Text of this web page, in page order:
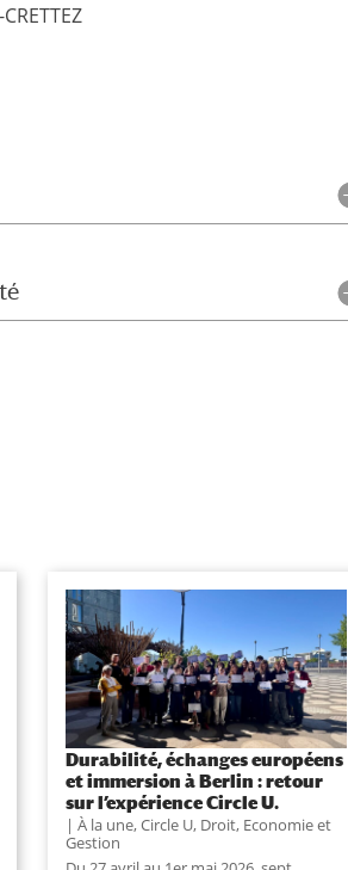
Durabilité, échanges européens
et immersion à Berlin : retour
sur l’expérience Circle U.
À la une,Circle U, Droit, Economie et
Gestion